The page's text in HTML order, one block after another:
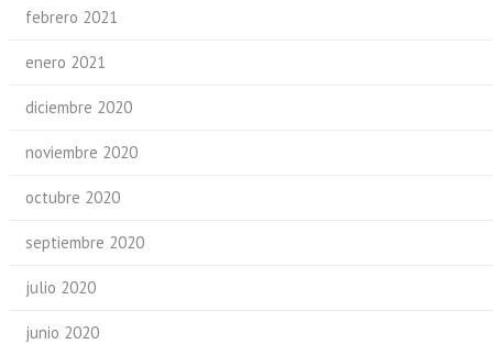
febrero 2021
enero 2021
diciembre 2020
noviembre 2020
octubre 2020
septiembre 2020
julio 2020
junio 2020